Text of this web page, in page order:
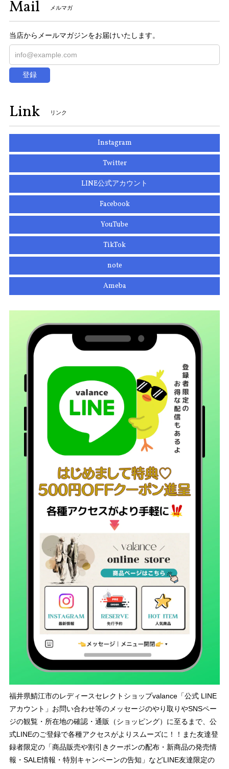
Mail メルマガ
当店からメールマガジンをお届けいたします。
登録
Link リンク
Instagram
Twitter
LINE公式アカウント
Facebook
YouTube
TikTok
note
Ameba
福井県鯖江市のレディースセレクトショップvalance「公式 LINE
アカウント」お問い合わせ等のメッセージのやり取りやSNSペー
ジの観覧・所在地の確認・通販（ショッピング）に至るまで、公
式LINEのご登録で各種アクセスがよりスムーズに！！また友達登
録者限定の「商品販売や割引きクーポンの配布・新商品の発売情
報・SALE情報・特別キャンペーンの告知」などLINE友達限定の